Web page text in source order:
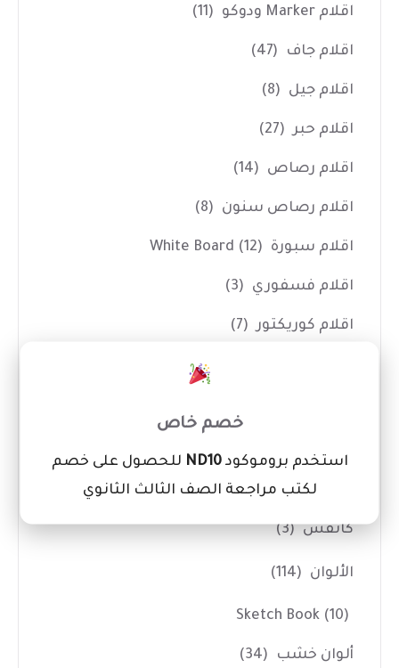
اقلام Marker ودوكو (11)
اقلام جاف (47)
اقلام جيل (8)
اقلام حبر (27)
اقلام رصاص (14)
اقلام رصاص سنون (8)
اقلام سبورة White Board (12)
اقلام فسفوري (3)
اقلام كوريكتور (7)
بالطو ومريلة تلوين (1)
شنط رسم (3)
كانفس (3)
الألوان (114)
Sketch Book (10)
ألوان خشب (34)
خصم خاص
استخدم بروموكودND10 للحصول على خصم
لكتب مراجعة الصف الثالث الثانوي